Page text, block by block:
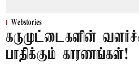
Webstories
கருமுட்டைகளின்
பாதிக்கும் காரணங்கள்!